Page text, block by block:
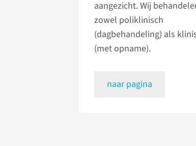
aangezicht. Wij
zowel poliklinisch
(dagbehandeling) als
(met opname).
naar pagina